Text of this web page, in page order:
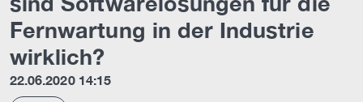
Fernwartung in der Industrie
wirklich?
22.06.2020 14:15